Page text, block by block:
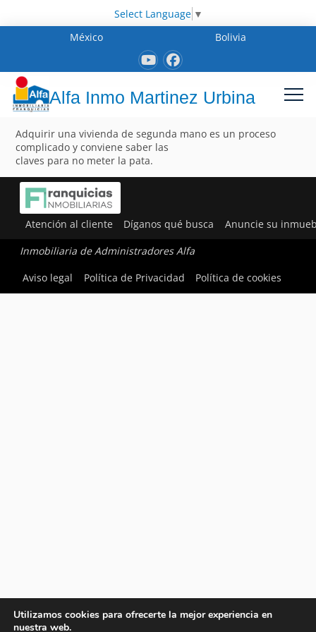
Select Language ▼
México
Bolivia
Alfa Inmo Martinez Urbina
Adquirir una vivienda de segunda mano es un proceso
complicado y conviene saber las
claves para no meter la pata.
Atención al cliente Díganos qué busca Anuncie su
Inmobiliaria de Administradores Alfa
Aviso legal
Política de Privacidad Política de cookies
Utilizamos cookies para ofrecerte la mejor experiencia en
nuestra web.